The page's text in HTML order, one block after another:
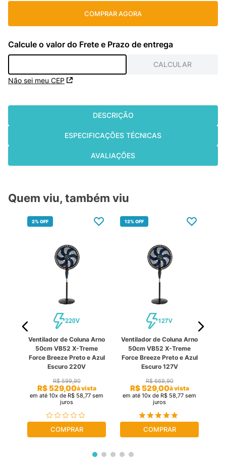
COMPRAR AGORA
Não sei meu CEP
DESCRIÇÃO
ESPECIFICAÇÕES TÉCNICAS
AVALIAÇÕES
Quem viu, também viu
2%OFF
Ventilador de Coluna Arno
50cm VB52 X-Treme
Force Breeze Preto e Azul
Escuro 220V
R$ 599,90
R$ 529,00à vista
em até 10x de R$ 58,77 sem
juros
COMPRAR
12%OFF
Ventilador de Coluna Arno
50cm VB52 X-Treme
Force Breeze Preto e Azul
Escuro 127V
R$ 669,90
R$ 529,00à vista
em até 10x de R$ 58,77 sem
juros
COMPRAR